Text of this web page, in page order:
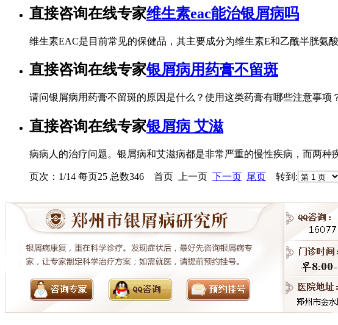
直接咨询在线专家维生素eac能治银屑病吗
维生素EAC是目前常见的保健品，其主要成分为维生素E和乙酰半胱氨
直接咨询在线专家银屑病用药膏不留斑
请问银屑病用药膏不留斑的原因是什么？使用这类药膏有哪些注意事
直接咨询在线专家银屑病 艾滋
病病人的治疗问题。银屑病和艾滋病都是非常严重的慢性疾病，而两
页次：1/14 每页25 总数346 首页 上一页 下一页 尾页 转到: